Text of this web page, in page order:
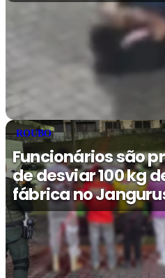
ROUBO
Funcionários são
de desviar 100 kg
fábrica no